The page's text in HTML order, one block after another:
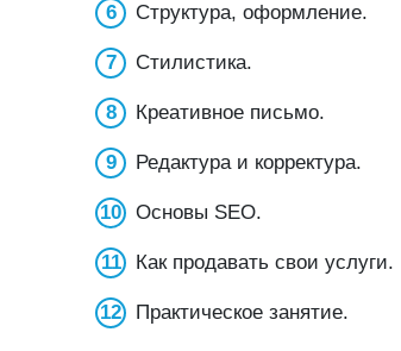
Структура, оформление.
Стилистика.
Креативное письмо.
Редактура и корректура.
Основы SEO.
Как продавать свои услуги.
Практическое занятие.